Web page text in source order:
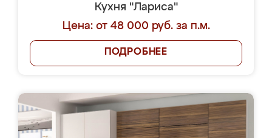
Кухня "Лариса"
Цена: от 48 000 руб. за п.м.
ПОДРОБНЕЕ